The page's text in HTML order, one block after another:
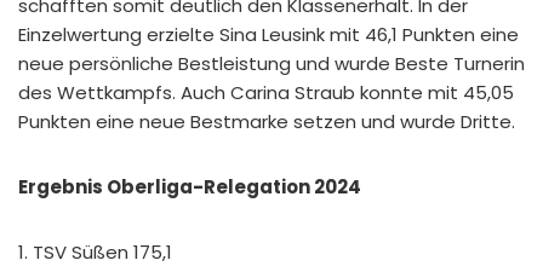
Einzelwertung erzielte Sina Leusink mit 46,1 Punkten eine
neue persönliche Bestleistung und wurde Beste Turnerin
des Wettkampfs. Auch Carina Straub konnte mit 45,05
Punkten eine neue Bestmarke setzen und wurde Dritte.
Ergebnis Oberliga-Relegation 2024
1. TSV Süßen 175,1